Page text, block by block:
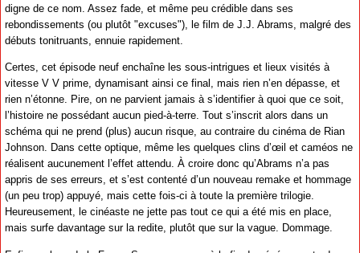
digne de ce nom. Assez fade, et même peu crédible dans ses
rebondissements (ou plutôt "excuses"), le film de J.J. Abrams, malgré des
débuts tonitruants, ennuie rapidement.
Certes, cet épisode neuf enchaîne les sous-intrigues et lieux visités à
vitesse V V prime, dynamisant ainsi ce final, mais rien n’en dépasse, et
rien n’étonne. Pire, on ne parvient jamais à s’identifier à quoi que ce soit,
l’histoire ne possédant aucun pied-à-terre. Tout s’inscrit alors dans un
schéma qui ne prend (plus) aucun risque, au contraire du cinéma de Rian
Johnson. Dans cette optique, même les quelques clins d’œil et caméos ne
réalisent aucunement l’effet attendu. À croire donc qu’Abrams n’a pas
appris de ses erreurs, et s’est contenté d’un nouveau remake et hommage
(un peu trop) appuyé, mais cette fois-ci à toute la première trilogie.
Heureusement, le cinéaste ne jette pas tout ce qui a été mis en place,
mais surfe davantage sur la redite, plutôt que sur la vague. Dommage.